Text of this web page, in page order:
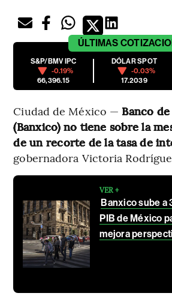
ÚLTIMAS
S&P/BMV IPC
-0.19%
66,396.15
DÓLAR SPOT
-0.03%
17.2039
Ciudad de México — Banco
(Banxico) no tiene sobre la
de un recorte de la tasa de
gobernadora Victoria
VER +
Banxico sube a
PIB de México
mejora